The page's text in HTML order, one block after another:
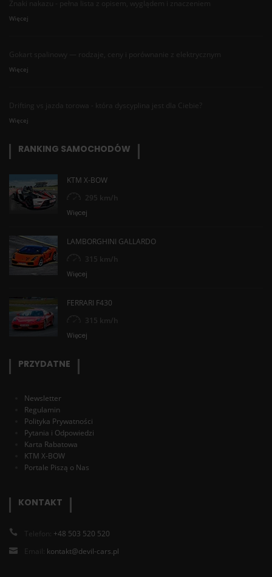
Znaki nakazu - pełna lista z opisem, wyglądem i znaczeniem
Więcej
Gokart spalinowy — rodzaje, ceny i porównanie z elektrycznym
Więcej
Drifting vs jazda torowa - która dyscyplina jest dla Ciebie?
Więcej
RANKING SAMOCHODÓW
KTM X-BOW
295 km/h
Więcej
LAMBORGHINI GALLARDO
315 km/h
Więcej
FERRARI F430
315 km/h
Więcej
PRZYDATNE
Newsletter
Regulamin
Polityka Prywatności
Pytania i Odpowiedzi
Karta Rabatowa
KTM X-BOW
Portale Piszą o Nas
KONTAKT
Telefon: +48 503 520 520
Email: kontakt@devil-cars.pl